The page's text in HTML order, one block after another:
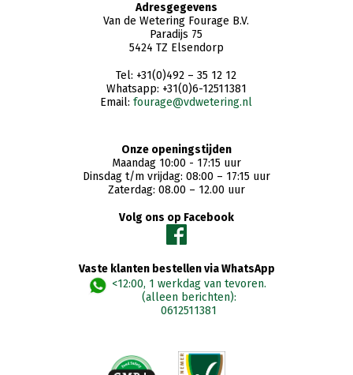
Adresgegevens
Van de Wetering Fourage B.V.
Paradijs 75
5424 TZ Elsendorp
Tel: +31(0)492 – 35 12 12
Whatsapp: +31(0)6-12511381
Email:fourage@vdwetering.nl
Onze openingstijden
Maandag 10:00 - 17:15 uur
Dinsdag t/m vrijdag: 08:00 – 17:15 uur
Zaterdag: 08.00 – 12.00 uur
Volg ons op Facebook
Vaste klanten bestellen via WhatsApp
<12:00, 1 werkdag van tevoren.
(alleen berichten):
0612511381